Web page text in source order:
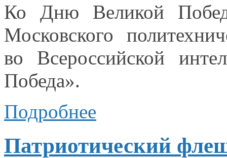
Ко Дню Великой
Московского
во Всероссийской
Победа».
Подробнее
Патриотический